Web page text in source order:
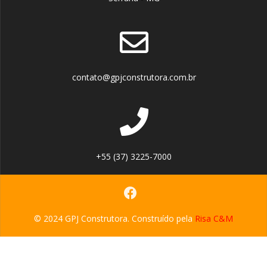
academias,
shoppings, o
Madrid
contato@gpjconstrutora.com.br
+55 (37) 3225-7000
© 2024 GPJ Construtora. Construído pela Risa C&M